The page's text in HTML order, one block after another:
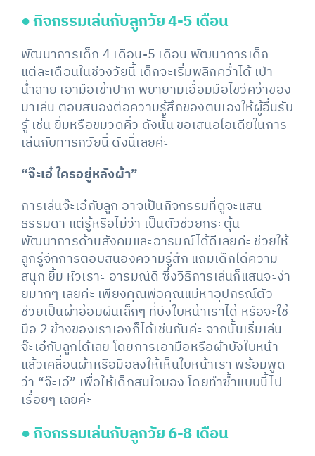
●กิจกรรมเล่นกับลูกวัย 4-5 เดือน
พัฒนาการเด็ก 4 เดือน-5 เดือน พัฒนาการเด็ก
แต่ละเดือนในช่วงวัยนี้ เด็กจะเริ่มพลิกคว่ำได้ เป่า
น้ำลาย เอามือเข้าปาก พยายามเอื้อมมือไขว่คว้าของ
มาเล่น ตอบสนองต่อความรู้สึกของตนเองให้ผู้อื่นรับ
รู้ เช่น ยิ้มหรือขมวดคิ้ว ดังนั้น ขอเสนอไอเดียในการ
เล่นกับทารกวัยนี้ ดังนี้เลยค่ะ
“จ๊ะเอ๋ ใครอยู่หลังผ้า”
การเล่นจ๊ะเอ๋กับลูก อาจเป็นกิจกรรมที่ดูจะแสน
ธรรมดา แต่รู้หรือไม่ว่า เป็นตัวช่วยกระตุ้น
พัฒนาการด้านสังคมและอารมณ์ได้ดีเลยค่ะ ช่วยให้
ลูกรู้จักการตอบสนองความรู้สึก แถมเด็กได้ความ
สนุก ยิ้ม หัวเราะ อารมณ์ดี ซึ่งวิธีการเล่นก็แสนจะง่า
ยมากๆ เลยค่ะ เพียงคุณพ่อคุณแม่หาอุปกรณ์ตัว
ช่วยเป็นผ้าอ้อมผืนเล็กๆ ที่บังใบหน้าเราได้ หรือจะใช้
มือ 2 ข้างของเราเองก็ได้เช่นกันค่ะ จากนั้นเริ่มเล่น
จ๊ะเอ๋กับลูกได้เลย โดยการเอามือหรือผ้าบังใบหน้า
แล้วเคลื่อนผ้าหรือมือลงให้เห็นใบหน้าเรา พร้อมพูด
ว่า “จ๊ะเอ๋” เพื่อให้เด็กสนใจมอง โดยทำซ้ำแบบนี้ไป
เรื่อยๆ เลยค่ะ
●กิจกรรมเล่นกับลูกวัย6-8 เดือน